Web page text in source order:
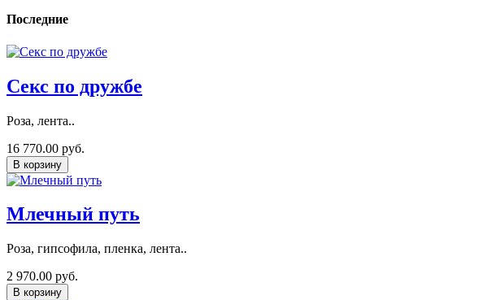
Последние
Секс по дружбе
Роза, лента..
16 770.00 руб.
В корзину
Млечный путь
Роза, гипсофила, пленка, лента..
2 970.00 руб.
В корзину